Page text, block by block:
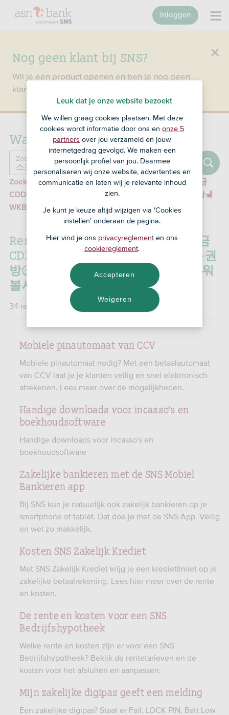
Nog geen klant bij SNS?
Wil je een product openen en ben je nog geen
klant bij SNS?
Inloggen
Waar ben je naar op zoek?
Zoek naar ... Zoeken
Zoek in particuliere informatie naar '스포츠토토당첨금
CDDC7.컴 프로모션코드 B77 군포복권방㋗청송복권방ㆋ
WKBL┻엔트리파워볼사이트Ἒ리버풀노리치/'
Resultaten voor:'스포츠토토당첨금
CDDC7.컴 프로모션코드 B77 군포복권
방㋗청송복권방ㆋWKBL┻엔트리파워
볼사이트Ἒ리버풀노리치/'
34 resultaten gevonden
Mobiele pinautomaat van CCV
Mobiele pinautomaat nodig? Met een betaalautomaat
van CCV laat je je klanten veilig en snel elektronisch
afrekenen. Lees meer over de mogelijkheden.
Handige downloads voor incasso's en
boekhoudsoftware
Handige downloads voor incasso's en
boekhoudsoftware
Zakelijke bankieren met de SNS Mobiel
Bankieren app
Bij SNS kun je natuurlijk ook zakelijk bankieren op je
smartphone of tablet. Dat doe je met de SNS App. Veilig
en wel zo makkelijk.
Kosten SNS Zakelijk Krediet
Met SNS Zakelijk Krediet krijg je een kredietlimiet op je
zakelijke betaalrekening. Lees hier meer over de rente
en kosten.
De rente en kosten voor een SNS
Bedrijfshypotheek
Welke rente en kosten zijn er voor een SNS
Bedrijfshypotheek? Bekijk de rentetarieven en de
kosten voor het afsluiten en aanpassen.
Mijn zakelijke digipas geeft een melding
Een zakelijke digipas? Staat er Fail, LOCK PIN, Batt Low
Leuk dat je onze website bezoekt
We willen graag cookies plaatsen. Met deze
cookies wordt informatie door ons en onze 5
partners over jou verzameld en jouw
internetgedrag gevolgd. We maken een
persoonlijk profiel van jou. Daarmee
personaliseren wij onze website, advertenties en
communicatie en laten wij je relevante inhoud
zien.
Je kunt je keuze altijd wijzigen via 'Cookies
instellen' onderaan de pagina.
Hier vind je ons privacyreglement en ons
cookiereglement.
Weigeren
Accepteren